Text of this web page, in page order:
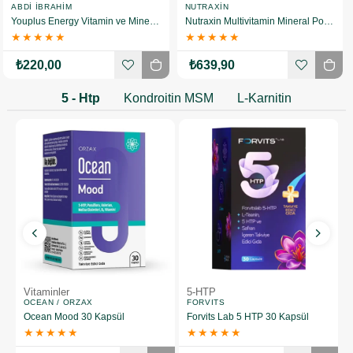
ABDI İBRAHIM
★★★★★
₺220,00
NUTRAXIN
Nutraxin Multivitamin Mineral Powder 300 gr
★★★★★
₺639,90
5 - Htp Kondroitin MSM L-Karnitin
Vitaminler
OCEAN / ORZAX
Ocean Mood 30 Kapsül
★★★★★
5-HTP
FORVITS
Forvits Lab 5 HTP 30 Kapsül
★★★★★